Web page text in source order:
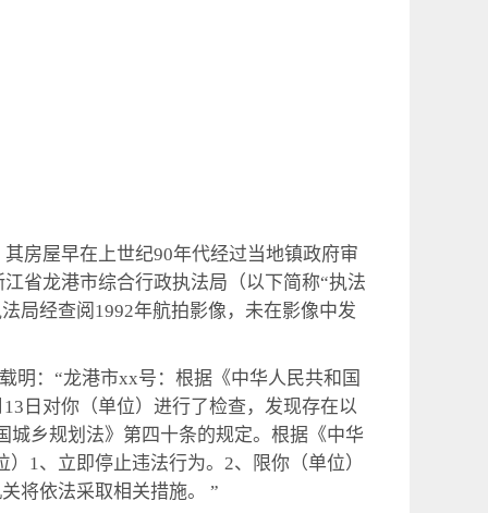
房屋早在上世纪90年代经过当地镇政府审
省龙港市综合行政执法局（以下简称“执法
局经查阅1992年航拍影像，未在影像中发
明：“龙港市xx号：根据《中华人民共和国
日对你（单位）进行了检查，发现存在以
乡规划法》第四十条的规定。根据《中华
1、立即停止违法行为。2、限你（单位）
将依法采取相关措施。 ”